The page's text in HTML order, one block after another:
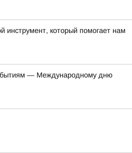
который помогает нам
— Международному дню